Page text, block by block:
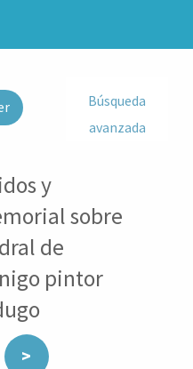
Búsqueda
avanzada
y
sobre
de
pintor
>